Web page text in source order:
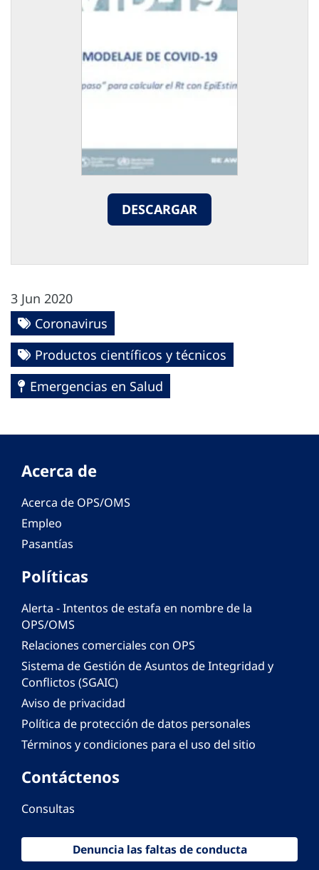
DESCARGAR
3 Jun 2020
Coronavirus
Productos científicos y técnicos
Emergencias en Salud
Acerca de
Acerca de OPS/OMS
Empleo
Pasantías
Políticas
Alerta - Intentos de estafa en nombre de la
OPS/OMS
Relaciones comerciales con OPS
Sistema de Gestión de Asuntos de Integridad y
Conflictos (SGAIC)
Aviso de privacidad
Política de protección de datos personales
Términos y condiciones para el uso del sitio
Contáctenos
Consultas
Denuncia las faltas de conducta